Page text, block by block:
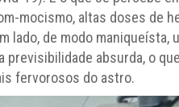
mocismo, altas doses de
lado, de modo maniqueísta,
previsibilidade absurda, o
fervorosos do astro.